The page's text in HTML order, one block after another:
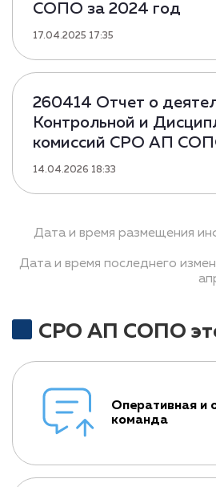
СОПО за 2024 год
17.04.2025 17:35
260414 Отчет о
Контрольной и
комиссий СРО АП
14.04.2026 18:33
Дата и время размещения
Дата и время последнего
СРО АП СОПО
Оперативная и
команда